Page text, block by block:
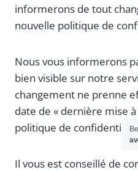
informerons de tout
nouvelle politique de
Nous vous informerons
bien visible sur notre
changement ne prenne
date de « dernière mise
politique de
Il vous est conseillé de